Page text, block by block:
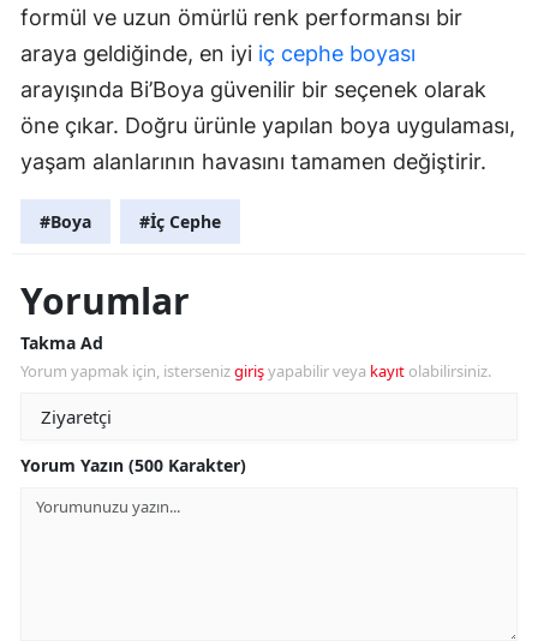
formül ve uzun ömürlü renk performansı bir
araya geldiğinde, en iyi iç cephe boyası
arayışında Bi’Boya güvenilir bir seçenek olarak
öne çıkar. Doğru ürünle yapılan boya uygulaması,
yaşam alanlarının havasını tamamen değiştirir.
#Boya #İç Cephe
Yorumlar
Takma Ad
Yorum yapmak için, istersenizgirişyapabilir veya kayıt olabilirsiniz.
Yorum Yazın (500 Karakter)